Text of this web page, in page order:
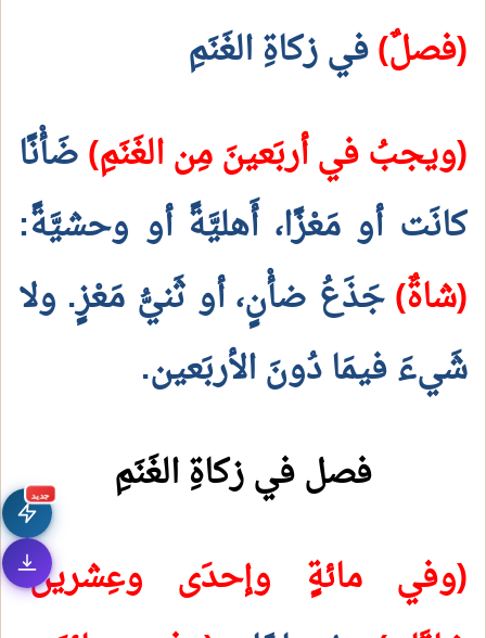
جديد
(فصلٌ)في زكاةِ الغَنَمِ
(ويجبُ في أربَعينَ مِن الغَنَمِ)ضَأْنًا
كانَت أو مَعْزًا، أَهليَّةً أو وحشيَّةً:
(شاةٌ)جَذَعُ ضأْنٍ، أو ثَنيُّ مَعْزٍ. ولا
شَيءَ فيمَا دُونَ الأربَعين.
فصل في زكاةِ الغَنَمِ
(وفي مائةٍ وإحدَى وعِشرين: